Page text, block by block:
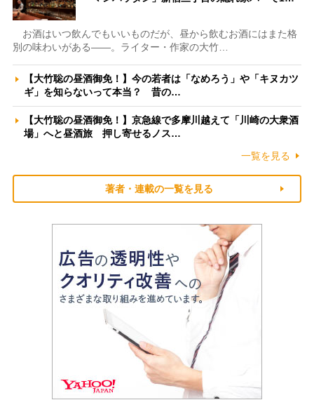
お酒はいつ飲んでもいいものだが、昼から飲むお酒にはまた格
別の味わいがある――。ライター・作家の大竹…
【大竹聡の昼酒御免！】今の若者は「なめろう」や「キヌカツ
ギ」を知らないって本当？ 昔の…
【大竹聡の昼酒御免！】京急線で多摩川越えて「川崎の大衆酒
場」へと昼酒旅 押し寄せるノス…
一覧を見る
著者・連載の一覧を見る